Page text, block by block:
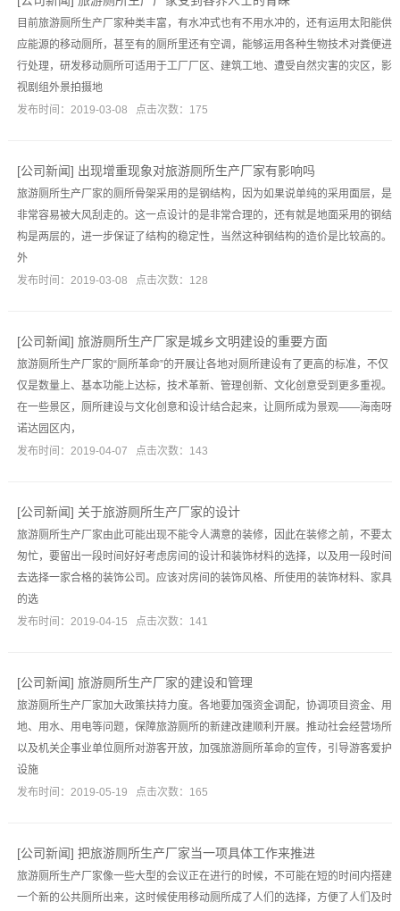
目前旅游厕所生产厂家种类丰富，有水冲式也有不用水冲的，还有运用太阳能供
应能源的移动厕所，甚至有的厕所里还有空调，能够运用各种生物技术对粪便进
行处理，研发移动厕所可适用于工厂厂区、建筑工地、遭受自然灾害的灾区，影
视剧组外景拍摄地
发布时间：2019-03-08 点击次数：175
[公司新闻] 出现增重现象对旅游厕所生产厂家有影响吗
旅游厕所生产厂家的厕所骨架采用的是钢结构，因为如果说单纯的采用面层，是
非常容易被大风刮走的。这一点设计的是非常合理的，还有就是地面采用的钢结
构是两层的，进一步保证了结构的稳定性，当然这种钢结构的造价是比较高的。
外
发布时间：2019-03-08 点击次数：128
[公司新闻] 旅游厕所生产厂家是城乡文明建设的重要方面
旅游厕所生产厂家的“厕所革命”的开展让各地对厕所建设有了更高的标准，不仅
仅是数量上、基本功能上达标，技术革新、管理创新、文化创意受到更多重视。
在一些景区，厕所建设与文化创意和设计结合起来，让厕所成为景观——海南呀
诺达园区内，
发布时间：2019-04-07 点击次数：143
[公司新闻] 关于旅游厕所生产厂家的设计
旅游厕所生产厂家由此可能出现不能令人满意的装修，因此在装修之前，不要太
匆忙，要留出一段时间好好考虑房间的设计和装饰材料的选择，以及用一段时间
去选择一家合格的装饰公司。应该对房间的装饰风格、所使用的装饰材料、家具
的选
发布时间：2019-04-15 点击次数：141
[公司新闻] 旅游厕所生产厂家的建设和管理
旅游厕所生产厂家加大政策扶持力度。各地要加强资金调配，协调项目资金、用
地、用水、用电等问题，保障旅游厕所的新建改建顺利开展。推动社会经营场所
以及机关企事业单位厕所对游客开放，加强旅游厕所革命的宣传，引导游客爱护
设施
发布时间：2019-05-19 点击次数：165
[公司新闻] 把旅游厕所生产厂家当一项具体工作来推进
旅游厕所生产厂家像一些大型的会议正在进行的时候，不可能在短的时间内搭建
一个新的公共厕所出来，这时候使用移动厕所成了人们的选择，方便了人们及时